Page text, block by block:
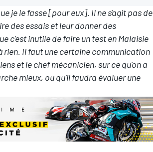
je le fasse [pour eux]. Il ne s'agit pas de
des essais et leur donner des
c'est inutile de faire un test en Malaisie
rien. Il faut une certaine communication
et le chef mécanicien, sur ce qu'on a
mieux, ou qu'il faudra évaluer une